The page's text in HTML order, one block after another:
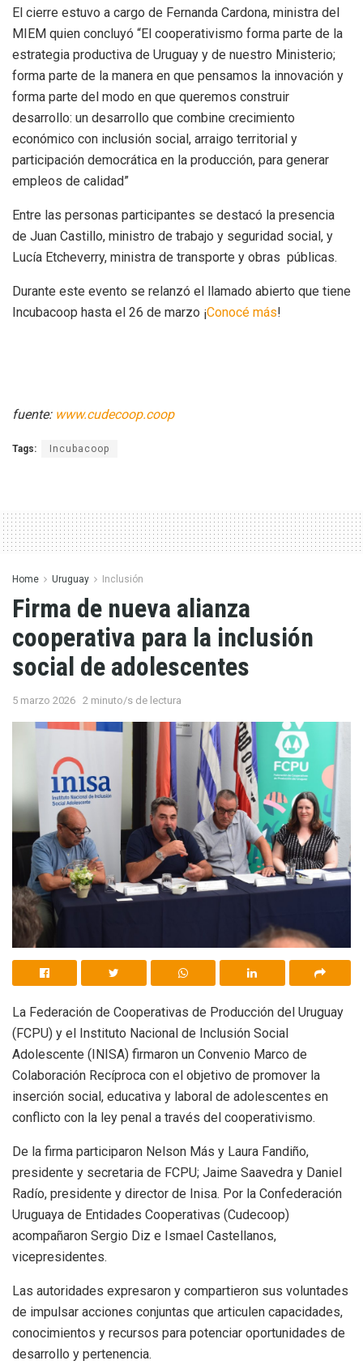
El cierre estuvo a cargo de Fernanda Cardona, ministra del
MIEM quien concluyó “El cooperativismo forma parte de la
estrategia productiva de Uruguay y de nuestro Ministerio;
forma parte de la manera en que pensamos la innovación y
forma parte del modo en que queremos construir
desarrollo: un desarrollo que combine crecimiento
económico con inclusión social, arraigo territorial y
participación democrática en la producción, para generar
empleos de calidad”
Entre las personas participantes se destacó la presencia
de Juan Castillo, ministro de trabajo y seguridad social, y
Lucía Etcheverry, ministra de transporte y obras públicas.
Durante este evento se relanzó el llamado abierto que tiene
Incubacoop hasta el 26 de marzo ¡Conocé más!
fuente: www.cudecoop.coop
Tags: Incubacoop
Home Uruguay Inclusión
Firma de nueva alianza
cooperativa para la inclusión
social de adolescentes
5 marzo 2026 2 minuto/s de lectura
La Federación de Cooperativas de Producción del Uruguay
(FCPU) y el Instituto Nacional de Inclusión Social
Adolescente (INISA) firmaron un Convenio Marco de
Colaboración Recíproca con el objetivo de promover la
inserción social, educativa y laboral de adolescentes en
conflicto con la ley penal a través del cooperativismo.
De la firma participaron Nelson Más y Laura Fandiño,
presidente y secretaria de FCPU; Jaime Saavedra y Daniel
Radío, presidente y director de Inisa. Por la Confederación
Uruguaya de Entidades Cooperativas (Cudecoop)
acompañaron Sergio Diz e Ismael Castellanos,
vicepresidentes.
Las autoridades expresaron y compartieron sus voluntades
de impulsar acciones conjuntas que articulen capacidades,
conocimientos y recursos para potenciar oportunidades de
desarrollo y pertenencia.